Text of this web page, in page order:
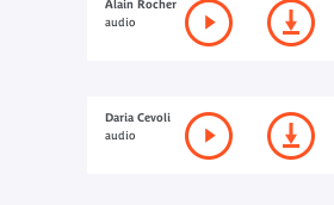
Alain Rocher
audio
Daria Cevoli
audio